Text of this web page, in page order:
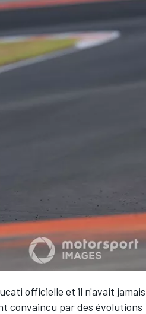
officielle et il n'avait jamais
convaincu par des évolutions